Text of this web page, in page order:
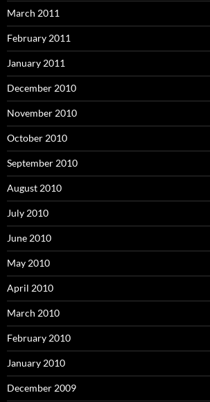
March 2011
February 2011
January 2011
December 2010
November 2010
October 2010
September 2010
August 2010
July 2010
June 2010
May 2010
April 2010
March 2010
February 2010
January 2010
December 2009